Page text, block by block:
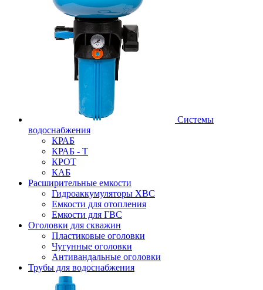
Системы
водоснабжения
КРАБ
КРАБ - Т
КРОТ
КАБ
Расширительные емкости
Гидроаккумуляторы ХВС
Емкости для отопления
Емкости для ГВС
Оголовки для скважин
Пластиковые оголовки
Чугунные оголовки
Антивандальные оголовки
Трубы для водоснабжения